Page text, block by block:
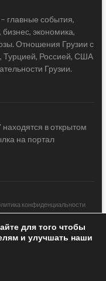
главные события,
экономика,
Отношения Грузии с
Турцией, Россией, США
Грузии.
в открытом
на портал
конфиденциальности
All Rights Reserved /
для того чтобы
и улучшать наши